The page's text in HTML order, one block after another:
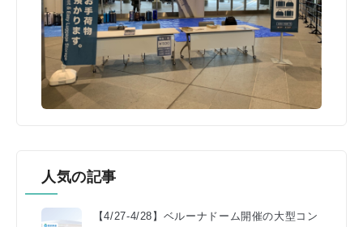
人気の記事
【4/27-4/28】ベルーナドーム開催の大型コン